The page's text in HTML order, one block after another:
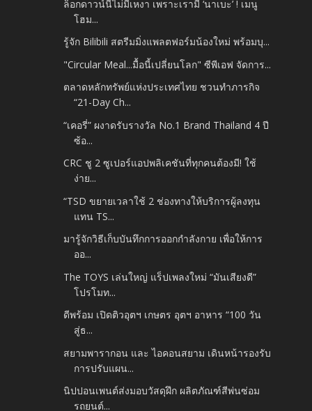
ล็อกดาวน์นี้ไม่มีเหงา เพราะเรามี ‘นาเบะ’ ! เมนู
โฮม...
รู้จัก Bilibili สตรีมมิ่งแพลตฟอร์มน้องใหม่ พร้อมบุ...
"Circular Meal...มื้อนี้เปลี่ยนโลก" ซีพีเอฟ จัดการ...
ตลาดหลักทรัพย์แห่งประเทศไทย ชวนทำภารกิจ
“21-Day Ch...
“เคอรี่” ผงาดรับรางวัล No.1 Brand Thailand 4 ปี
ซ้อ...
CRC ชู 2 ซูเปอร์แอปพลิเคชันที่ทุกคนต้องมี! ใช้
ง่าย...
“TSD ขยายเวลาใช้ 2 ช่องทางให้บริการผู้ลงทุน
แทน TS...
มารู้จักวิธีเก็บบันทึกการออกกำลังกาย เพื่อให้การ
ออ...
The TOYS เล่นใหญ่ แร็ปเพลงใหม่ “มันเสียงดี”
โปรโมท...
ดีพร้อม เปิดติวอุตฯ เกษตร อุตฯ อาหาร “100 วัน
สู่ธ...
สยามพารากอน และ ไอคอนสยาม เดินหน้ารองรับ
การปรับแผน...
นิปปอนเพนต์ส่งมอบวัสดุฝึก ผลิตภัณฑ์สีพ่นซ่อม
รถยนต์...